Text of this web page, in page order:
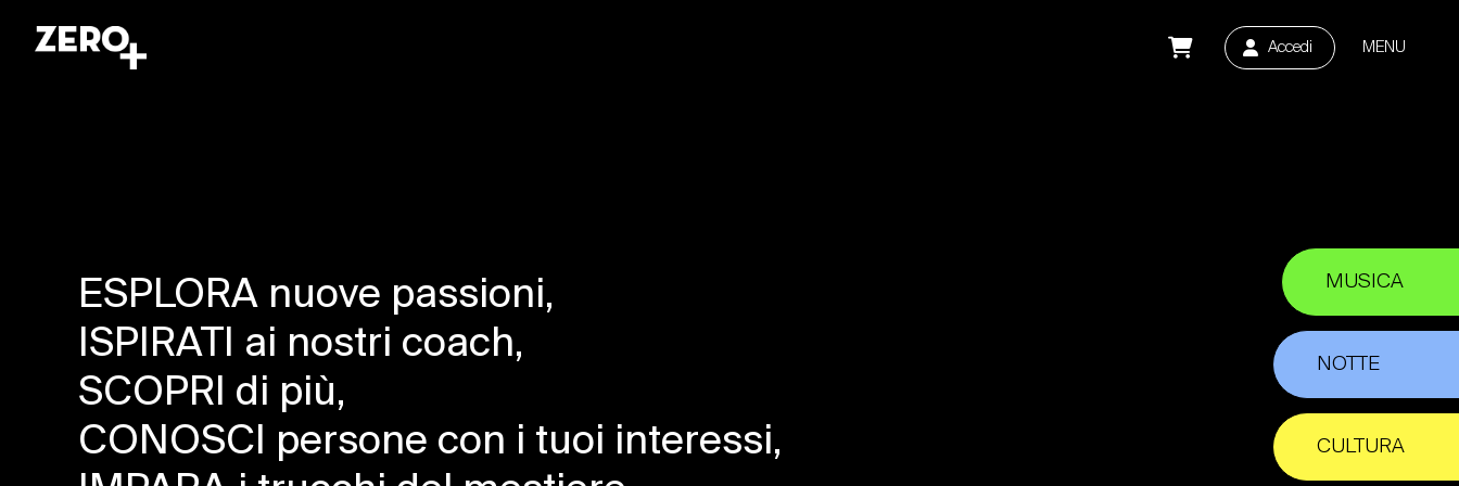
Accedi MENU
ESPLORA nuove passioni,
ISPIRATI ai nostri coach,
SCOPRI di più,
CONOSCI persone con i tuoi interessi,
MUSICA
NOTTE
CULTURA